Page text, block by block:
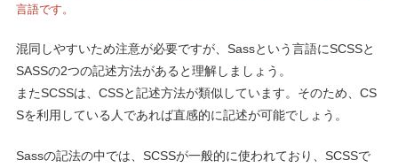
言語です。
混同しやすいため注意が必要ですが、Sassという言語にSCSSと
SASSの2つの記述方法があると理解しましょう。
またSCSSは、CSSと記述方法が類似しています。そのため、CS
Sを利用している人であれば直感的に記述が可能でしょう。
Sassの記法の中では、SCSSが一般的に使われており、SCSSで